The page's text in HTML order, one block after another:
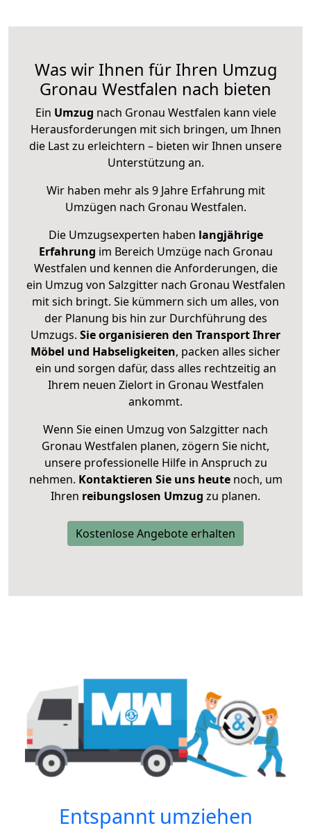
Was wir Ihnen für Ihren Umzug
Gronau Westfalen nach bieten
Ein Umzug nach Gronau Westfalen kann viele
Herausforderungen mit sich bringen, um Ihnen
die Last zu erleichtern – bieten wir Ihnen unsere
Unterstützung an.
Wir haben mehr als 9 Jahre Erfahrung mit
Umzügen nach Gronau Westfalen.
Die Umzugsexperten haben langjährige
Erfahrung im Bereich Umzüge nach Gronau
Westfalen und kennen die Anforderungen, die
ein Umzug von Salzgitter nach Gronau Westfalen
mit sich bringt. Sie kümmern sich um alles, von
der Planung bis hin zur Durchführung des
Umzugs. Sie organisieren den Transport Ihrer
Möbel und Habseligkeiten, packen alles sicher
ein und sorgen dafür, dass alles rechtzeitig an
Ihrem neuen Zielort in Gronau Westfalen
ankommt.
Wenn Sie einen Umzug von Salzgitter nach
Gronau Westfalen planen, zögern Sie nicht,
unsere professionelle Hilfe in Anspruch zu
nehmen. Kontaktieren Sie uns heutenoch, um
Ihren reibungslosen Umzug zu planen.
Kostenlose Angebote erhalten
Entspannt umziehen